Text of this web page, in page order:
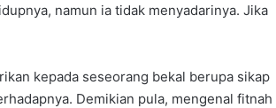
namun ia tidak menyadarinya. Jika
kepada seseorang bekal berupa sikap
Demikian pula, mengenal fitnah